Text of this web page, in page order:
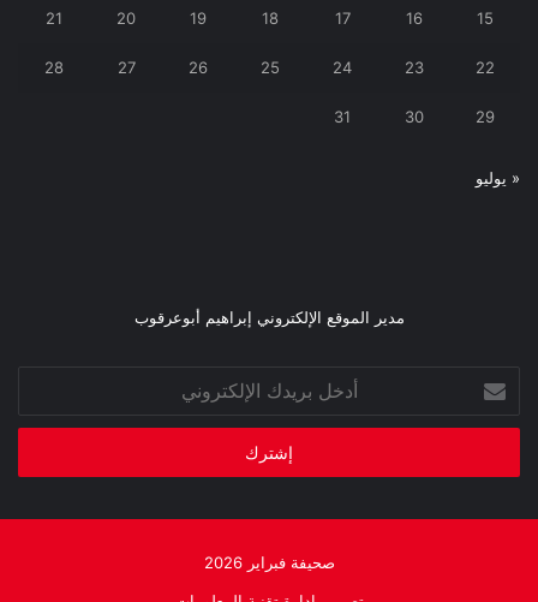
15
16
17
18
19
20
21
22
23
24
25
26
27
28
29
30
31
« يوليو
مدير الموقع الإلكتروني إبراهيم أبوعرقوب
بريدك
الإلكتروني
صحيفة فبراير 2026